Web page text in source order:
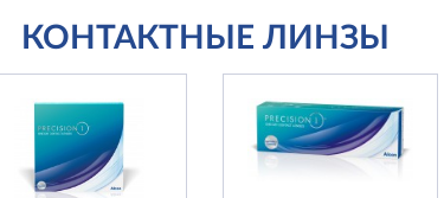
КОНТАКТНЫЕ ЛИНЗЫ